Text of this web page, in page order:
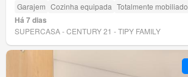
Garajem Cozinha equipada Totalmente mobiliado
Há 7 dias
SUPERCASA - CENTURY 21 - TIPY FAMILY